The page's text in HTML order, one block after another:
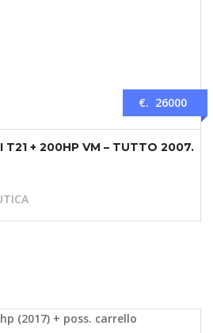
€. 26000
T21 + 200HP VM – TUTTO 2007.